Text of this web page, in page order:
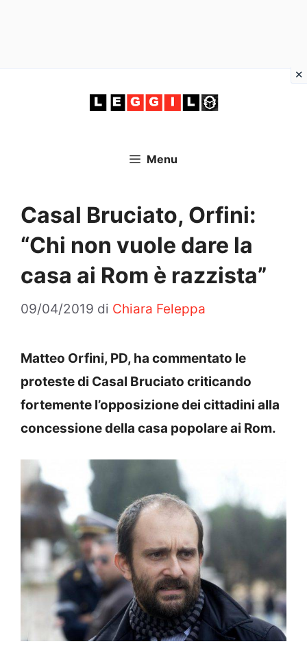
Menu
Casal Bruciato, Orfini:
“Chi non vuole dare la
casa ai Rom è razzista”
09/04/2019 di Chiara Feleppa
Matteo Orfini, PD, ha commentato le
proteste di Casal Bruciato criticando
fortemente l’opposizione dei cittadini alla
concessione della casa popolare ai Rom.